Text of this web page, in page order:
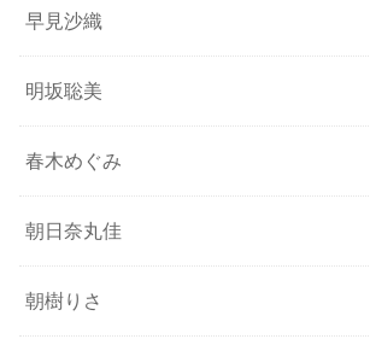
早見沙織
明坂聡美
春木めぐみ
朝日奈丸佳
朝樹りさ